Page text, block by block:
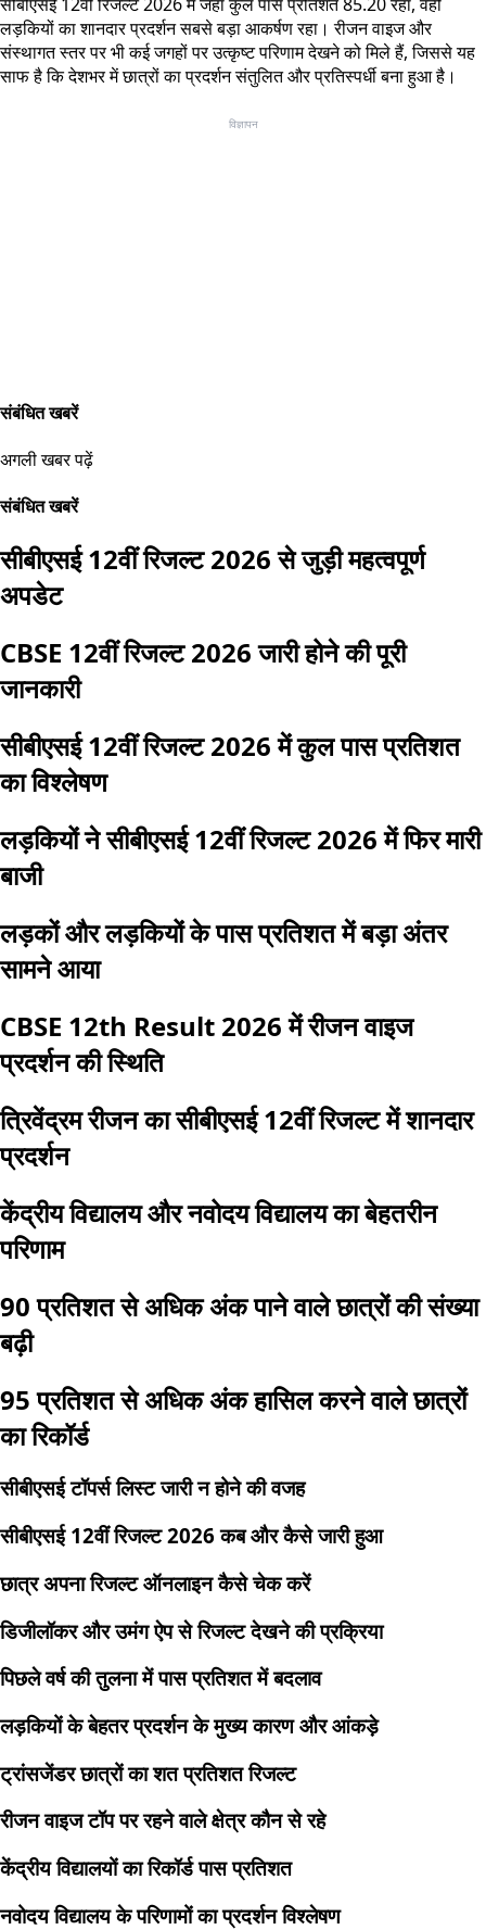
लड़कियों का शानदार प्रदर्शन सबसे बड़ा आकर्षण रहा। रीजन वाइज और
संस्थागत स्तर पर भी कई जगहों पर उत्कृष्ट परिणाम देखने को मिले हैं, जिससे यह
साफ है कि देशभर में छात्रों का प्रदर्शन संतुलित और प्रतिस्पर्धी बना हुआ है।
विज्ञापन
संबंधित खबरें
अगली खबर पढ़ें
संबंधित खबरें
सीबीएसई 12वीं रिजल्ट 2026 से जुड़ी महत्वपूर्ण
अपडेट
CBSE 12वीं रिजल्ट 2026 जारी होने की पूरी
जानकारी
सीबीएसई 12वीं रिजल्ट 2026 में कुल पास प्रतिशत
का विश्लेषण
लड़कियों ने सीबीएसई 12वीं रिजल्ट 2026 में फिर मारी
बाजी
लड़कों और लड़कियों के पास प्रतिशत में बड़ा अंतर
सामने आया
CBSE 12th Result 2026 में रीजन वाइज
प्रदर्शन की स्थिति
त्रिवेंद्रम रीजन का सीबीएसई 12वीं रिजल्ट में शानदार
प्रदर्शन
केंद्रीय विद्यालय और नवोदय विद्यालय का बेहतरीन
परिणाम
90 प्रतिशत से अधिक अंक पाने वाले छात्रों की संख्या
बढ़ी
95 प्रतिशत से अधिक अंक हासिल करने वाले छात्रों
का रिकॉर्ड
सीबीएसई टॉपर्स लिस्ट जारी न होने की वजह
सीबीएसई 12वीं रिजल्ट 2026 कब और कैसे जारी हुआ
छात्र अपना रिजल्ट ऑनलाइन कैसे चेक करें
डिजीलॉकर और उमंग ऐप से रिजल्ट देखने की प्रक्रिया
पिछले वर्ष की तुलना में पास प्रतिशत में बदलाव
लड़कियों के बेहतर प्रदर्शन के मुख्य कारण और आंकड़े
ट्रांसजेंडर छात्रों का शत प्रतिशत रिजल्ट
रीजन वाइज टॉप पर रहने वाले क्षेत्र कौन से रहे
केंद्रीय विद्यालयों का रिकॉर्ड पास प्रतिशत
नवोदय विद्यालय के परिणामों का प्रदर्शन विश्लेषण